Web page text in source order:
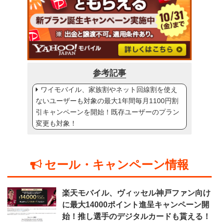
参考記事
ワイモバイル、家族割やネット回線割を使え
ないユーザーも対象の最大1年間毎月1100円割
引キャンペーンを開始！既存ユーザーのプラン
変更も対象！
セール・キャンペーン情報
楽天モバイル、ヴィッセル神戸ファン向け
に最大14000ポイント進呈キャンペーン開
始！推し選手のデジタルカードも貰える！